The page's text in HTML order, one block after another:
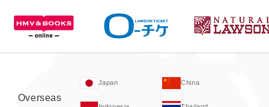
Overseas
Japan China